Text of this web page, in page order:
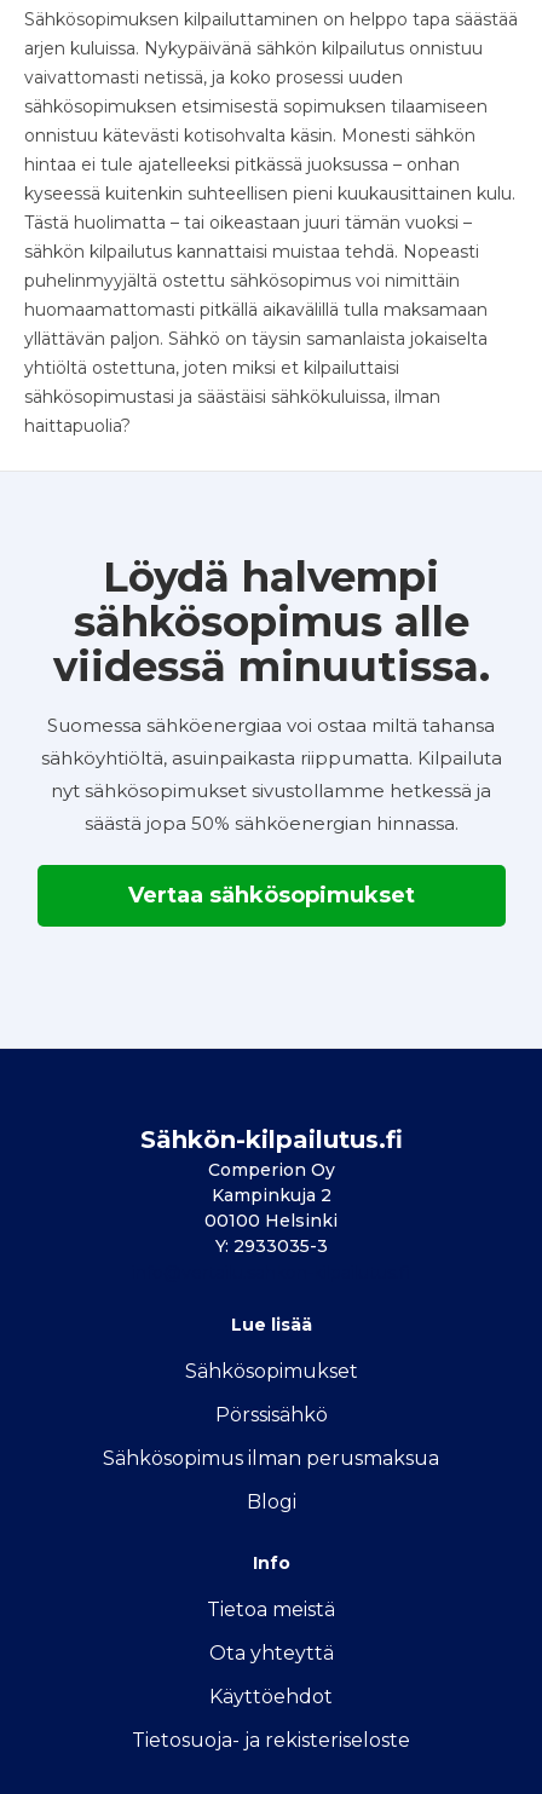
Sähkösopimuksen kilpailuttaminen on helppo tapa säästää
arjen kuluissa. Nykypäivänä sähkön kilpailutus onnistuu
vaivattomasti netissä, ja koko prosessi uuden
sähkösopimuksen etsimisestä sopimuksen tilaamiseen
onnistuu kätevästi kotisohvalta käsin. Monesti sähkön
hintaa ei tule ajatelleeksi pitkässä juoksussa – onhan
kyseessä kuitenkin suhteellisen pieni kuukausittainen kulu.
Tästä huolimatta – tai oikeastaan juuri tämän vuoksi –
sähkön kilpailutus kannattaisi muistaa tehdä. Nopeasti
puhelinmyyjältä ostettu sähkösopimus voi nimittäin
huomaamattomasti pitkällä aikavälillä tulla maksamaan
yllättävän paljon. Sähkö on täysin samanlaista jokaiselta
yhtiöltä ostettuna, joten miksi et kilpailuttaisi
sähkösopimustasi ja säästäisi sähkökuluissa, ilman
haittapuolia?
Löydä halvempi
sähkösopimus alle
viidessä minuutissa.
Suomessa sähköenergiaa voi ostaa miltä tahansa
sähköyhtiöltä, asuinpaikasta riippumatta. Kilpailuta
nyt sähkösopimukset sivustollamme hetkessä ja
säästä jopa 50% sähköenergian hinnassa.
Vertaa sähkösopimukset
Sähkön-kilpailutus.fi
Comperion Oy
Kampinkuja 2
00100 Helsinki
Y: 2933035-3
Lue lisää
Sähkösopimukset
Pörssisähkö
Sähkösopimus ilman perusmaksua
Blogi
Info
Tietoa meistä
Ota yhteyttä
Käyttöehdot
Tietosuoja- ja rekisteriseloste